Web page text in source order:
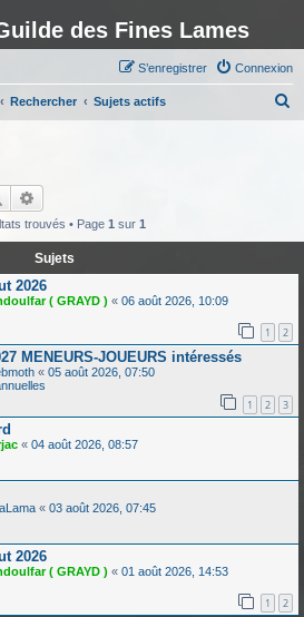
des Fines Lames
Connexion
S’enregistrer
Rechercher Sujets actifs
r
Rechercher
trouvés • Page 1 sur 1
Sujets
2026
( GRAYD ) « 06 août 2026, 10:09
1 2
MENEURS-JOUEURS intéressés
« 05 août 2026, 07:50
1 2 3
« 04 août 2026, 08:57
« 03 août 2026, 07:45
2026
( GRAYD ) « 01 août 2026, 14:53
1 2